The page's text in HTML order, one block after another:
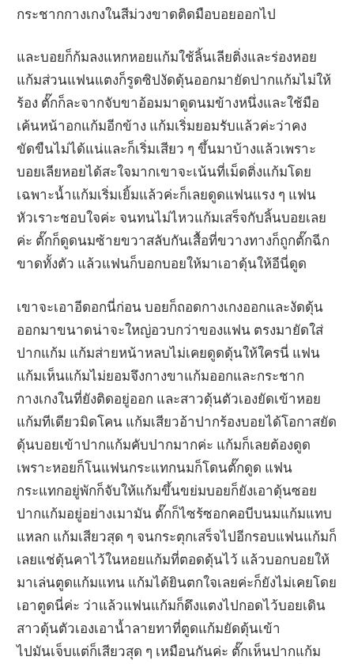
กระชากกางเกงในสีม่วงขาดติดมือบอยออกไป
และบอยก็ก้มลงแหกหอยแก้มใช้ลิ้นเลียติ่งและร่องหอย
แก้มส่วนแฟนแตงก็รูดซิปงัดดุ้นออกมายัดปากแก้มไม่ให้
ร้อง ตั๊กก็ละจากจับขาอ้อมมาดูดนมข้างหนึ่งและใช้มือ
เค้นหน้าอกแก้มอีกข้าง แก้มเริ่มยอมรับแล้วค่ะว่าคง
ขัดขืนไม่ได้แน่และก็เริ่มเสียว ๆ ขึ้นมาบ้างแล้วเพราะ
บอยเลียหอยได้สะใจมากเขาจะเน้นที่เม็ดติ่งแก้มโดย
เฉพาะน้ำแก้มเริ่มเยิ้มแล้วค่ะก็เลยดูดแฟนแรง ๆ แฟน
หัวเราะชอบใจค่ะ จนทนไม่ไหวแก้มเสร็จกับลิ้นบอยเลย
ค่ะ ตั๊กก็ดูดนมซ้ายขวาสลับกันเสื้อที่ขวางทางก็ถูกตั๊กฉีก
ขาดทั้งตัว แล้วแฟนก็บอกบอยให้มาเอาดุ้นให้อีนี่ดูด
เขาจะเอาอีดอกนี่ก่อน บอยก็ถอดกางเกงออกและงัดดุ้น
ออกมาขนาดน่าจะใหญ่อวบกว่าของแฟน ตรงมายัดใส่
ปากแก้ม แก้มส่ายหน้าหลบไม่เคยดูดดุ้นให้ใครนี่ แฟน
แก้มเห็นแก้มไม่ยอมจึงกางขาแก้มออกและกระชาก
กางเกงในที่ยังติดอยู่ออก และสาวดุ้นตัวเองยัดเข้าหอย
แก้มทีเดียวมิดโคน แก้มเสียวอ้าปากร้องบอยได้โอกาสยัด
ดุ้นบอยเข้าปากแก้มคับปากมากค่ะ แก้มก็เลยต้องดูด
เพราะหอยก็โนแฟนกระแทกนมก็โดนตั๊กดูด แฟน
กระแทกอยู่พักก็จับให้แก้มขึ้นขย่มบอยก็ยังเอาดุ้นซอย
ปากแก้มอยู่อย่างเมามัน ตั๊กก็ไซร้ซอกคอบีบนมแก้มแทบ
แหลก แก้มเสียวสุด ๆ จนกระตุกเสร็จไปอีกรอบแฟนแก้มก็
เลยแช่ดุ้นคาไว้ในหอยแก้มที่ตอดดุ้นไว้ แล้วบอกบอยให้
มาเล่นตูดแก้มแทน แก้มได้ยินตกใจเลยค่ะก็ยังไม่เคยโดย
เอาตูดนี่ค่ะ ว่าแล้วแฟนแก้มก็ดึงแตงไปกอดไว้บอยเดิน
สาวดุ้นตัวเองเอาน้ำลายทาที่ตูดแก้มยัดดุ้นเข้า
ไปมันเจ็บแต่ก็เสียวสุด ๆ เหมือนกันค่ะ ตั๊กเห็นปากแก้ม